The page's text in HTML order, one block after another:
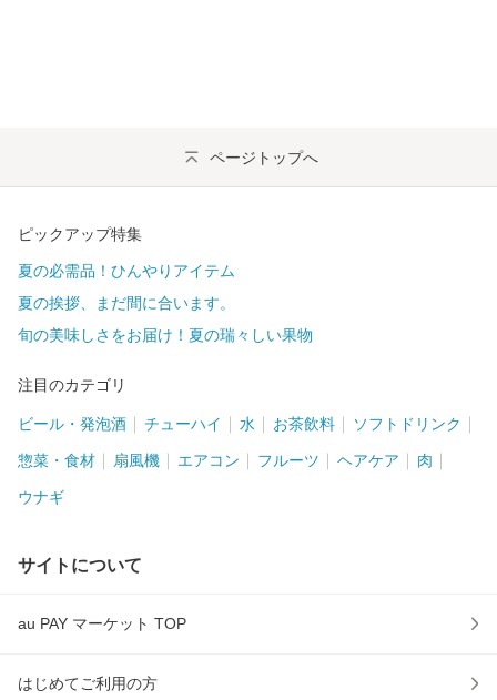
ページトップへ
ピックアップ特集
夏の必需品！ひんやりアイテム
夏の挨拶、まだ間に合います。
旬の美味しさをお届け！夏の瑞々しい果物
注目のカテゴリ
ビール・発泡酒 チューハイ 水 お茶飲料 ソフトドリンク
惣菜・食材 扇風機 エアコン フルーツ ヘアケア 肉
ウナギ
サイトについて
au PAY マーケット TOP
はじめてご利用の方